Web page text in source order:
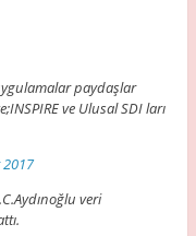
paydaşlar
ve Ulusal SDI ları
veri